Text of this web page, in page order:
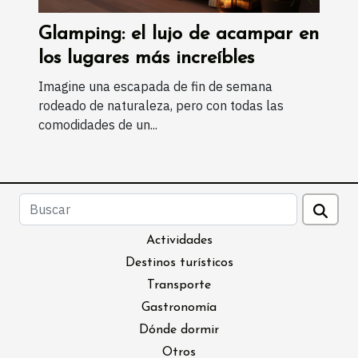
Glamping: el lujo de acampar en
los lugares más increíbles
Imagine una escapada de fin de semana
rodeado de naturaleza, pero con todas las
comodidades de un...
Actividades
Destinos turísticos
Transporte
Gastronomía
Dónde dormir
Otros